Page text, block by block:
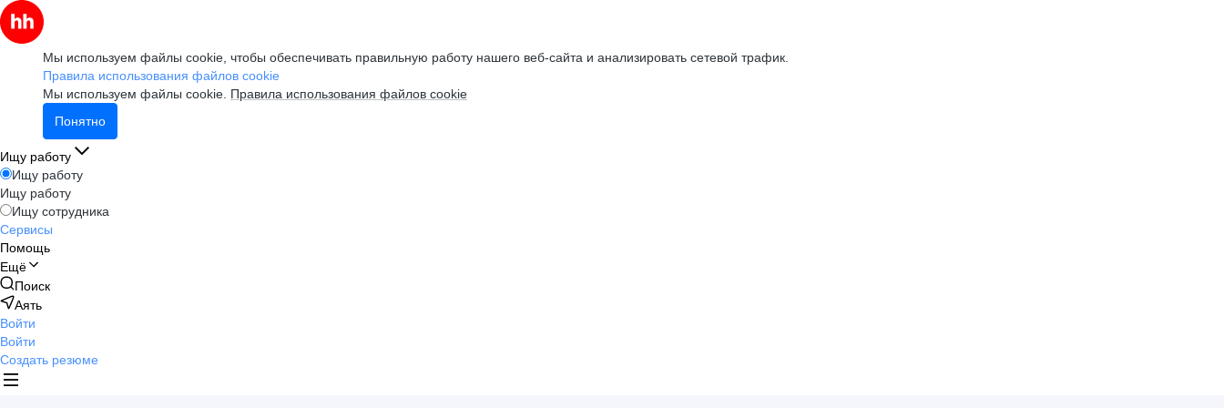
Мы используем файлы cookie, чтобы обеспечивать правильную работу нашего веб-сайта и анализировать сетевой трафик.
Правила использования файлов cookie
Мы используем файлы cookie. Правила использования файлов cookie
Понятно
Ищу работу
Ищу работу
Ищу работу
Ищу сотрудника
Сервисы
Помощь
Ещё
Поиск
Аять
Войти
Войти
Создать резюме